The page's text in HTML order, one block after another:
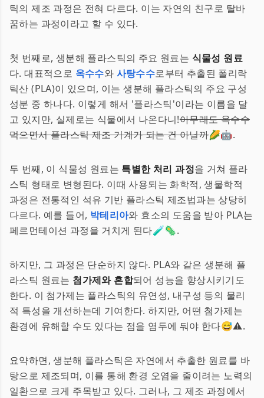
틱의 제조 과정은 전혀 다르다. 이는 자연의 친구로 탈바
꿈하는 과정이라고 할 수 있다.
첫 번째로, 생분해 플라스틱의 주요 원료는 식물성 원료
다. 대표적으로 옥수수와 사탕수수로부터 추출된 폴리락
틱산 (PLA)이 있으며, 이는 생분해 플라스틱의 주요 구성
성분 중 하나다. 이렇게 해서 '플라스틱'이라는 이름을 달
고 있지만, 실제로는 식물에서 나온다니!아무래도 옥수수
먹으면서 플라스틱 제조 기계가 되는 건 아닐까🌽🤖.
두 번째, 이 식물성 원료는 특별한 처리 과정을 거쳐 플라
스틱 형태로 변형된다. 이때 사용되는 화학적, 생물학적
과정은 전통적인 석유 기반 플라스틱 제조법과는 상당히
다르다. 예를 들어, 박테리아와 효소의 도움을 받아 PLA는
페르먼테이션 과정을 거치게 된다🧪🦠.
하지만, 그 과정은 단순하지 않다. PLA와 같은 생분해 플
라스틱 원료는 첨가제와 혼합되어 성능을 향상시키기도
한다. 이 첨가제는 플라스틱의 유연성, 내구성 등의 물리
적 특성을 개선하는데 기여한다. 하지만, 어떤 첨가제는
환경에 유해할 수도 있다는 점을 염두에 둬야 한다😅⚠️.
요약하면, 생분해 플라스틱은 자연에서 추출한 원료를 바
탕으로 제조되며, 이를 통해 환경 오염을 줄이려는 노력의
일환으로 크게 주목받고 있다. 그러나, 그 제조 과정에서